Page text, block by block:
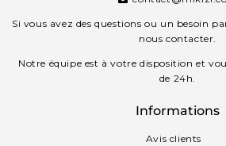
Si vous avez des questions ou un besoin
nous contacter.
Notre équipe est à votre disposition et
de 24h.
Informations
Avis clients